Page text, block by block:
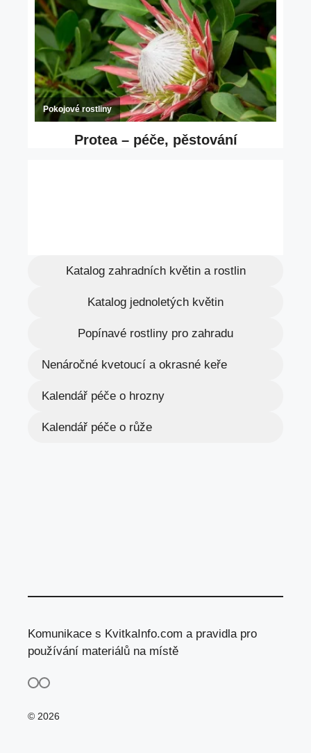
Katalog zahradních květin a rostlin
Katalog jednoletých květin
Popínavé rostliny pro zahradu
Nenáročné kvetoucí a okrasné keře
Kalendář péče o hrozny
Kalendář péče o růže
Komunikace s KvitkaInfo.com a pravidla pro
používání materiálů na místě
© 2026